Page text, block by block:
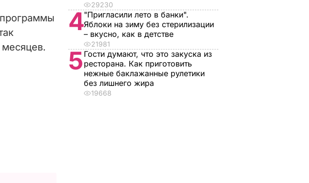
29230
4"Пригласили лето в банки".
Яблоки на зиму без стерилизации
– вкусно, как в детстве
21981
5 Гости думают, что это закуска из
ресторана. Как приготовить
нежные баклажанные рулетики
без лишнего жира
19668